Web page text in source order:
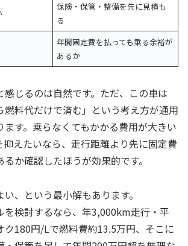
保険・保管・整備を先に見積も
る
年間固定費を払っても乗る余裕が
あるか
感じるのは自然です。ただ、この車は
燃料代だけで済む」という考え方が通用
ます。乗らなくてもかかる費用が大きい
抑えたいなら、走行距離より先に固定費
か確認したほうが効果的です。
、という最小解もあります。
を検討するなら、年3,000km走行・平
180円/Lで燃料費約13.5万円、そこに